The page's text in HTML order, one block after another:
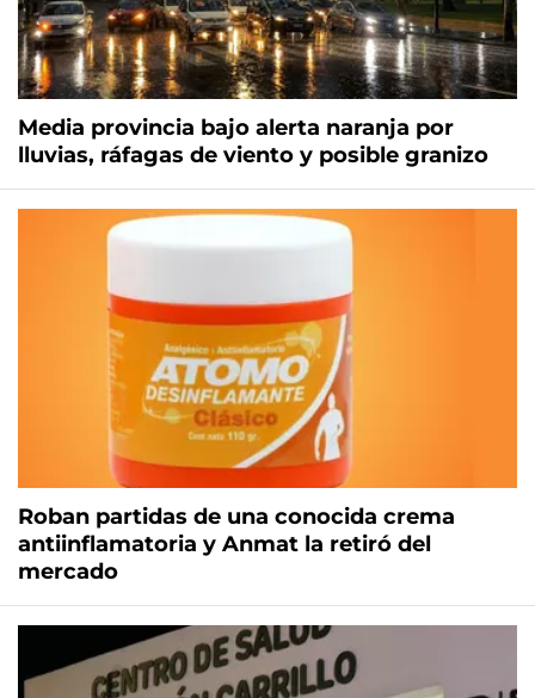
Media provincia bajo alerta naranja por
lluvias, ráfagas de viento y posible granizo
Roban partidas de una conocida crema
antiinflamatoria y Anmat la retiró del
mercado